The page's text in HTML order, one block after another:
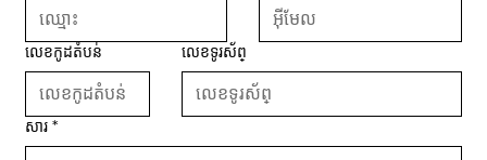
លេខកូដតំបន់ លេខទូរស័ព្
សារ *